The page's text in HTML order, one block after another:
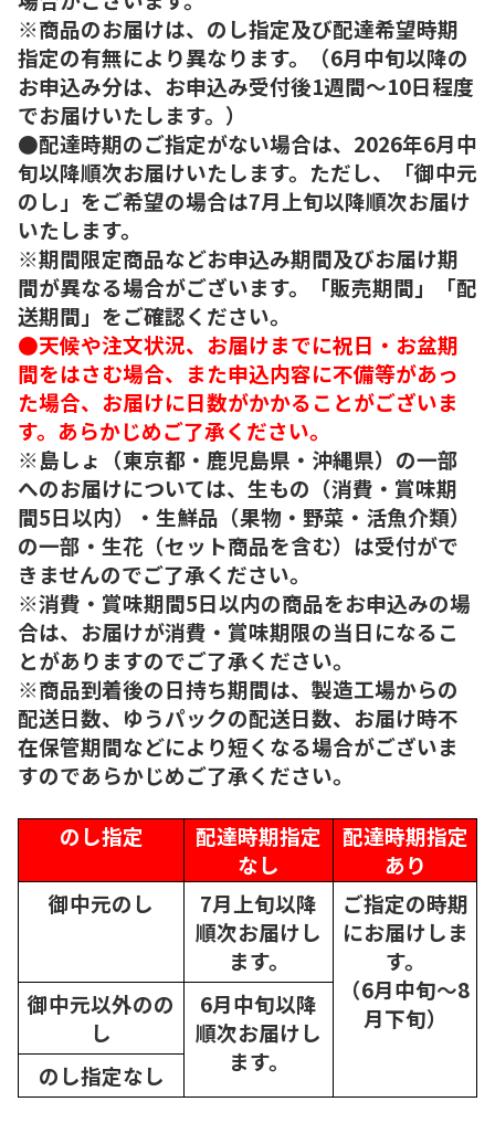
※商品のお届けは、のし指定及び配達希望時期
指定の有無により異なります。（6月中旬以降の
お申込み分は、お申込み受付後1週間～10日程度
でお届けいたします。）
●配達時期のご指定がない場合は、2026年6月中
旬以降順次お届けいたします。ただし、「御中元
のし」をご希望の場合は7月上旬以降順次お届け
いたします。
※期間限定商品などお申込み期間及びお届け期
間が異なる場合がございます。「販売期間」「配
送期間」をご確認ください。
●天候や注文状況、お届けまでに祝日・お盆期
間をはさむ場合、また申込内容に不備等があっ
た場合、お届けに日数がかかることがございま
す。あらかじめご了承ください。
※島しょ（東京都・鹿児島県・沖縄県）の一部
へのお届けについては、生もの（消費・賞味期
間5日以内）・生鮮品（果物・野菜・活魚介類）
の一部・生花（セット商品を含む）は受付がで
きませんのでご了承ください。
※消費・賞味期間5日以内の商品をお申込みの場
合は、お届けが消費・賞味期限の当日になるこ
とがありますのでご了承ください。
※商品到着後の日持ち期間は、製造工場からの
配送日数、ゆうパックの配送日数、お届け時不
在保管期間などにより短くなる場合がございま
すのであらかじめご了承ください。
のし指定
配達時期指定
なし
配達時期指定
あり
御中元のし
7月上旬以降
順次お届けし
ます。
ご指定の時期
にお届けしま
す。
（6月中旬～8
月下旬）
御中元以外のの
し
6月中旬以降
順次お届けし
ます。
のし指定なし